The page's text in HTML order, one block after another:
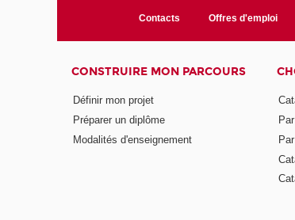
Contacts Offres d'emploi
CONSTRUIRE MON PARCOURS
Définir mon projet
Préparer un diplôme
Modalités d'enseignement